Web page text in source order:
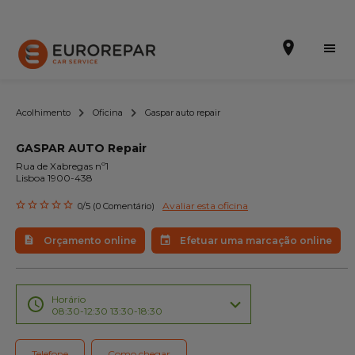
Efetuar uma marcação online
Orçamento online
A marca
Promoções
Noticias
Acolhimento Oficina Gaspar auto repair
GASPAR AUTO Repair
Rua de Xabregas nº1
Lisboa 1900-438
0/5 (0 Comentário) Avaliar esta oficina
Orçamento online Efetuar uma marcação online
Horário
08:30-12:30 13:30-18:30